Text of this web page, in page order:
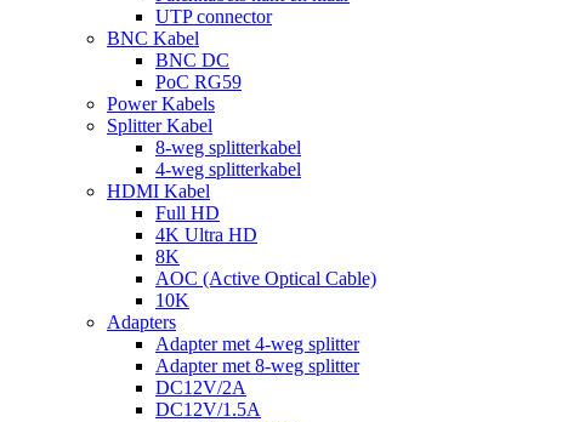
UTP connector
BNC Kabel
BNC DC
PoC RG59
Power Kabels
Splitter Kabel
8-weg splitterkabel
4-weg splitterkabel
HDMI Kabel
Full HD
4K Ultra HD
8K
AOC (Active Optical Cable)
10K
Adapters
Adapter met 4-weg splitter
Adapter met 8-weg splitter
DC12V/2A
DC12V/1.5A